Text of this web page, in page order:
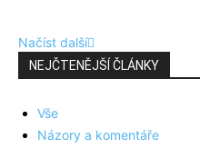
Načíst další
NEJČTENĚJŠÍ ČLÁNKY
Vše
Názory a komentáře